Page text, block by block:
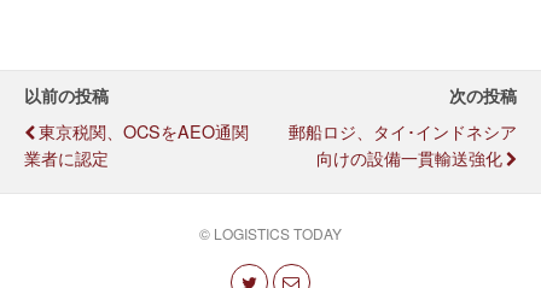
以前の投稿
東京税関、OCSをAEO通関
業者に認定
次の投稿
郵船ロジ、タイ･インドネシア
向けの設備一貫輸送強化
© LOGISTICS TODAY